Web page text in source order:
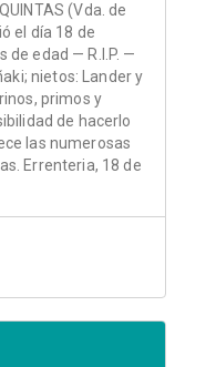
(Vda. de
el día 18 de
de edad — R.I.P. —
nietos: Lander y
primos y
de hacerlo
las numerosas
Errenteria, 18 de